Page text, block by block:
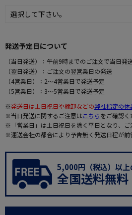
発送予定日について
（当日発送）：午前9時までのご注文で当日発
（翌日発送）：ご注文の翌営業日の発送
（4営業日）：2～4営業日で発送予定
（5営業日）：3～5営業日で発送予定
※発送日は土日祝日や棚卸などの弊社指定の休
※当日発送に関するご注意はこちらをご確認く
※「営業日」は土日祝日を除く平日となり、ご
※運送会社の都合により予告無く発送日程が前
5,000円（税込）以上
全国送料無料